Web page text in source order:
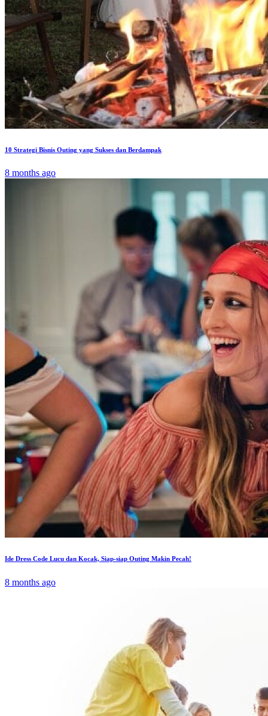
10 Strategi Bisnis Outing yang Sukses dan Berdampak
8 months ago
Ide Dress Code Lucu dan Kocak, Siap-siap Outing Makin Pecah!
8 months ago